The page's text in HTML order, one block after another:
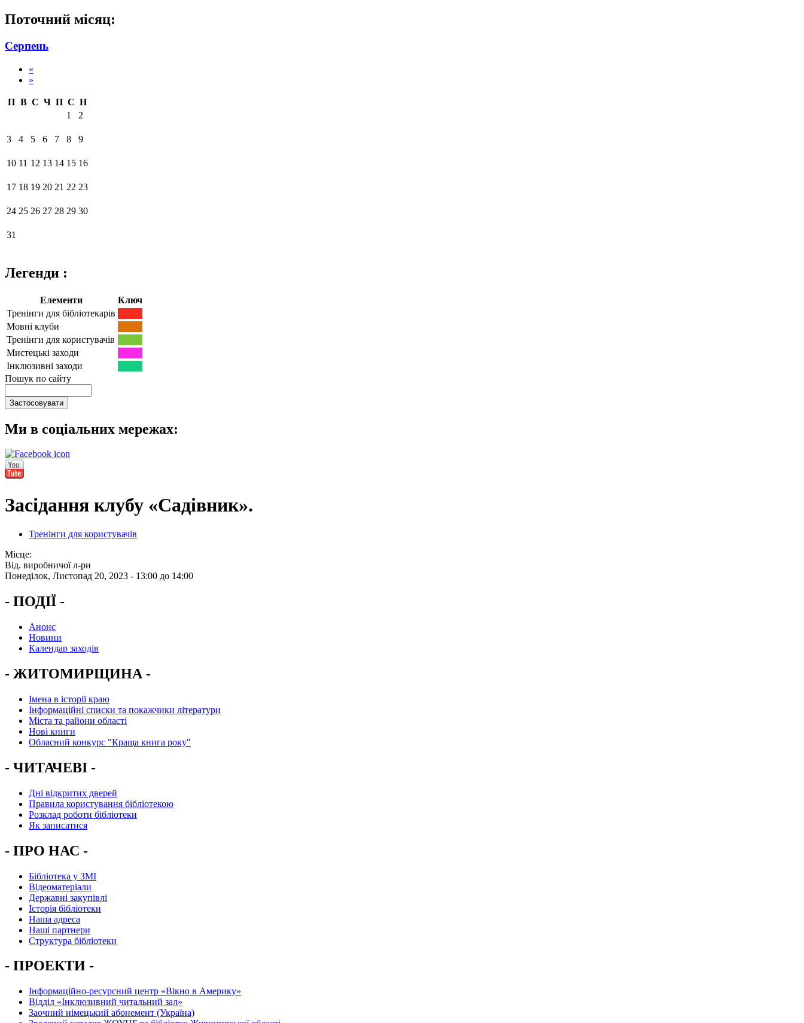
Поточний місяц:
Серпень
«
»
П В С Ч П С Н
1
2
3 4 5 6 7 8 9
10 11 12 13 14 15 16
17 18 19 20 21 22 23
24 25 26 27 28 29 30
31
Легенди :
Елементи
Ключ
Тренінги для бібліотекарів
Мовні клуби
Тренінги для користувачів
Мистецькі заходи
Інклюзивні заходи
Пошук по сайту
Ми в соціальних мережах:
Засідання клубу «Садівник».
Тренінги для користувачів
Місце:
Від. виробничої л-ри
Понеділок, Листопад 20, 2023 - 13:00 до 14:00
- ПОДІЇ -
Анонс
Новини
Календар заходів
- ЖИТОМИРЩИНА -
Імена в історії краю
Інформаційні списки та покажчики літератури
Міста та райони області
Нові книги
Обласний конкурс "Краща книга року"
- ЧИТАЧЕВІ -
Дні відкритих дверей
Правила користування бібліотекою
Розклад роботи бібліотеки
Як записатися
- ПРО НАС -
Бібліотека у ЗМІ
Відеоматеріали
Державні закупівлі
Історія бібліотеки
Наша адреса
Наші партнери
Структура бібліотеки
- ПРОЕКТИ -
Інформаційно-ресурсний центр «Вікно в Америку»
Вiддiл «Інклюзивний читальний зал»
Заочний німецький абонемент (Україна)